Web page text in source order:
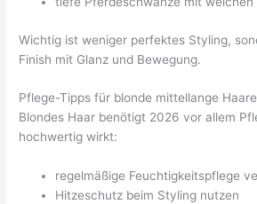
Wichtig ist weniger perfektes Styling,
Finish mit Glanz und Bewegung.
Pflege-Tipps für blonde mittellange Haare
Blondes Haar benötigt 2026 vor allem
hochwertig wirkt:
regelmäßige Feuchtigkeitspflege
Hitzeschutz beim Styling nutzen